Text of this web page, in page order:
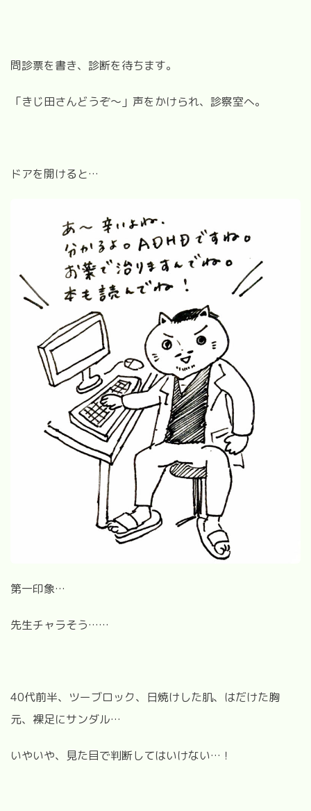
問診票を書き、診断を待ちます。
「きじ田さんどうぞ～」声をかけられ、診察室へ。
ドアを開けると…
第一印象…
先生チャラそう……
40代前半、ツーブロック、日焼けした肌、はだけた胸
元、裸足にサンダル…
いやいや、見た目で判断してはいけない… ！